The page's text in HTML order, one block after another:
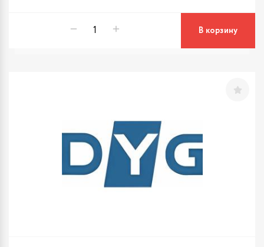
В корзину